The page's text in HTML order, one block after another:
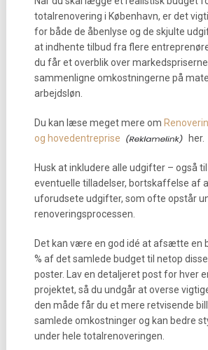
totalrenovering i København, er det
for både de åbenlyse og de skjulte
at indhente tilbud fra flere
du får et overblik over
sammenligne omkostningerne på
arbejdsløn.
Du kan læse meget mere om
og hovedentreprise
her.
Husk at inkludere alle udgifter – også
eventuelle tilladelser, bortskaffelse af
uforudsete udgifter, som ofte opstår
renoveringsprocessen.
Det kan være en god idé at afsætte en
% af det samlede budget til netop
poster. Lav en detaljeret post for hver
projektet, så du undgår at overse
den måde får du et mere retvisende
samlede omkostninger og kan bedre
under hele totalrenoveringen.